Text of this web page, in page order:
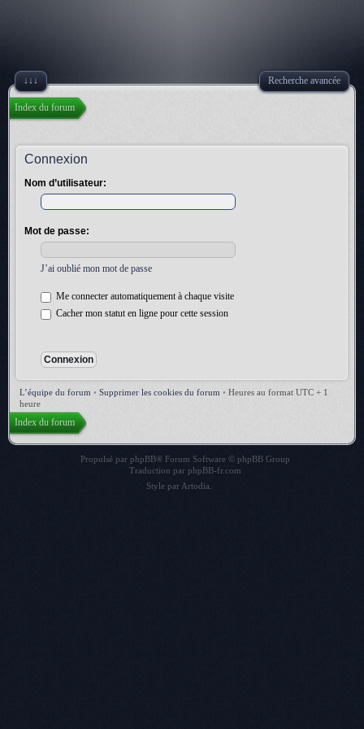
↓↓↓ Recherche avancée
Index du forum
Connexion
Nom d’utilisateur:
Mot de passe:
J’ai oublié mon mot de passe
Me connecter automatiquement à chaque visite
Cacher mon statut en ligne pour cette session
L’équipe du forum • Supprimer les cookies du forum • Heures au format UTC + 1
heure
Index du forum
Propulsé par phpBB® Forum Software © phpBB Group
Traduction par phpBB-fr.com
Style par Artodia